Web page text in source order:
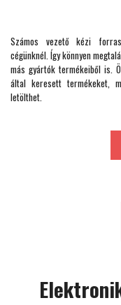
Számos vezető kézi
cégünknél. Így könnyen
más gyártók termékeiből is.
által keresett termékeket,
letölthet.